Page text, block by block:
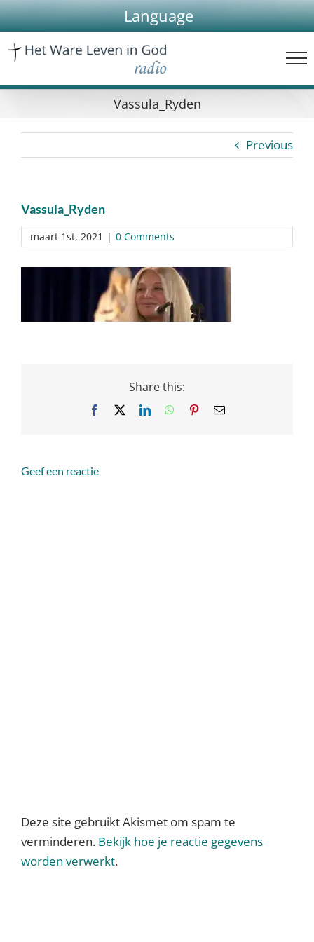
Skip
to
content
Language
Vassula_Ryden
Previous
Vassula_Ryden
maart 1st, 2021 | 0 Comments
Share this:
Facebook LinkedInWhatsApp
PinterestEmail
Geef een reactie
Deze site gebruikt Akismet om spam te
verminderen. Bekijk hoe je reactie gegevens
worden verwerkt.